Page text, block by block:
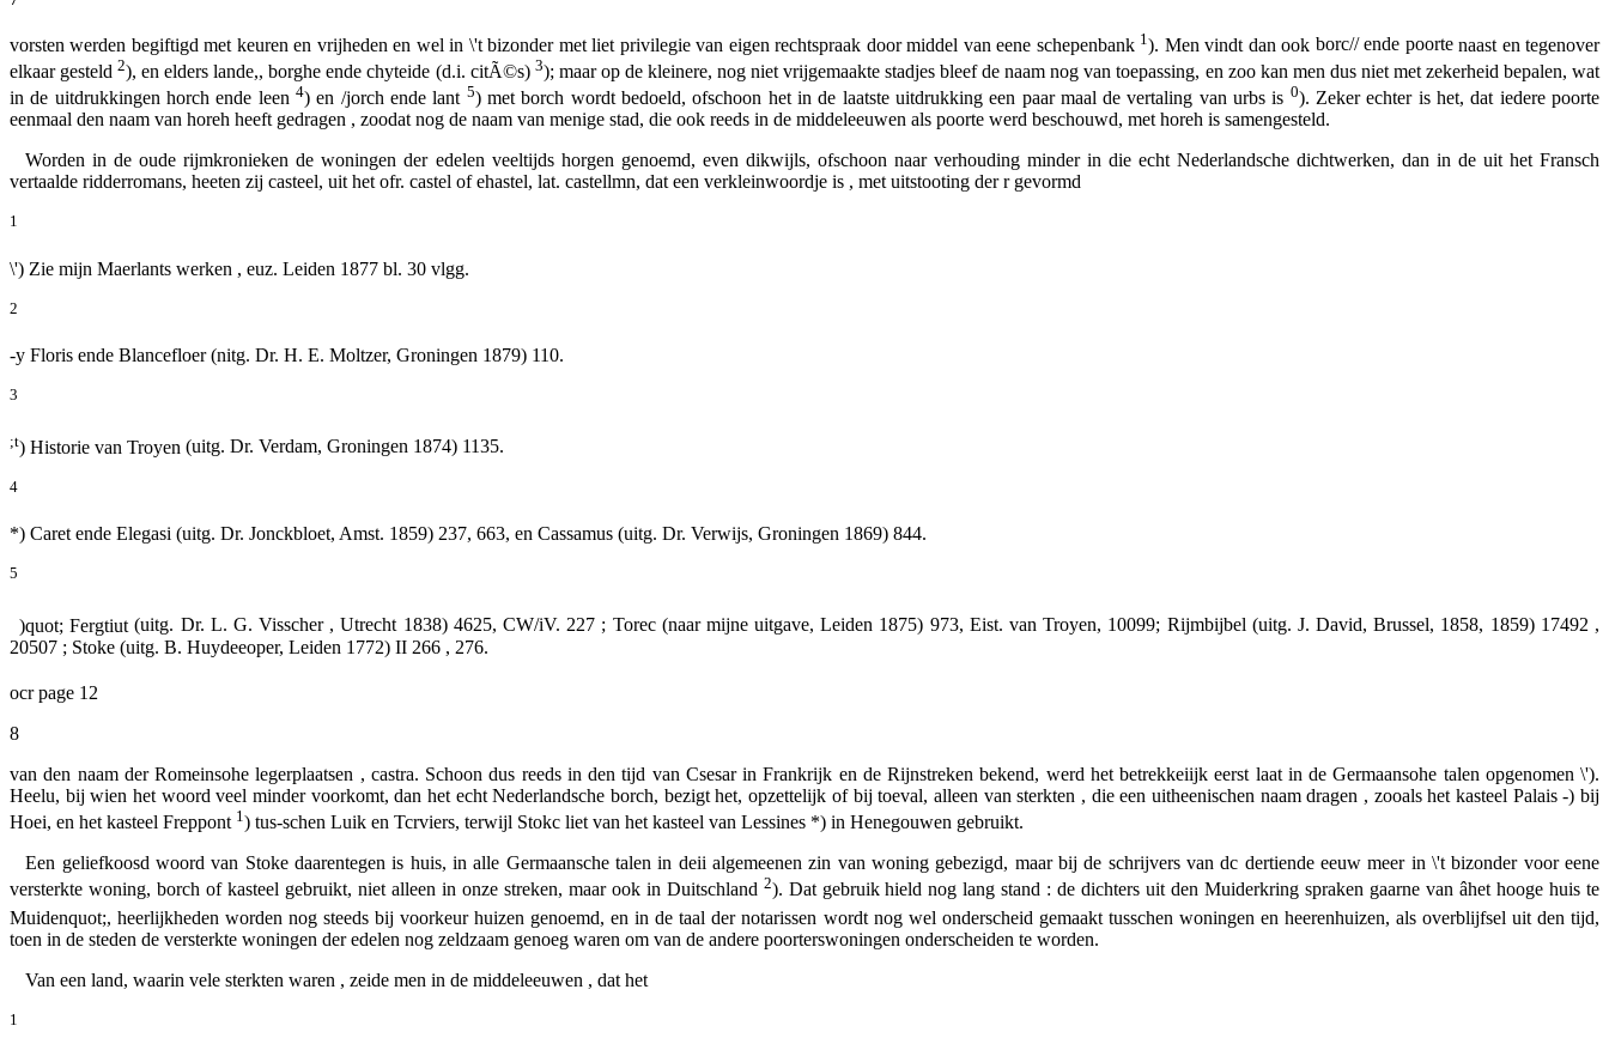
vorsten werden begiftigd met keuren en vrijheden en wel in \'t bizonder met liet privilegie van eigen rechtspraak door middel van eene schepenbank 1). Men vindt dan ook borc// ende poortenaast en tegenover
elkaar gesteld2), en elders lande,, borghe ende chyteide (d.i. citÃ©s) 3); maar op de kleinere, nog niet vrijgemaakte stadjes bleef de naam nog van toepassing, en zoo kan men dus niet met zekerheid bepalen, wat
in de uitdrukkingen horch ende leen 4)en /jorch ende lant 5) met borch wordt bedoeld, ofschoon het in de laatste uitdrukking een paar maal de vertaling van urbs is 0). Zeker echter is het, dat iederepoorte
eenmaal den naam van horeh heeft gedragen , zoodat nog de naam van menige stad, die ook reeds in de middeleeuwen als poorte werd beschouwd, met horeh is samengesteld.
Worden in de oude rijmkronieken de woningen der edelen veeltijdshorgen genoemd, even dikwijls, ofschoon naar verhouding minder in die echt Nederlandsche dichtwerken, dan in de uit het Fransch
vertaalde ridderromans, heeten zij casteel, uit het ofr. castel ofehastel, lat. castellmn, dat een verkleinwoordje is , met uitstooting derrgevormd
1
\') Zie mijn Maerlants werken , euz. Leiden 1877 bl. 30 vlgg.
2
-y Floris ende Blancefloer(nitg. Dr. H. E. Moltzer, Groningen 1879) 110.
3
;t) Historie van Troyen (uitg. Dr. Verdam, Groningen 1874) 1135.
4
*) Caret ende Elegasi (uitg. Dr. Jonckbloet, Amst. 1859) 237, 663, en Cassamus (uitg. Dr. Verwijs, Groningen 1869) 844.
5
)quot; Fergtiut (uitg. Dr. L. G. Visscher , Utrecht 1838) 4625, CW/iV. 227 ; Torec(naar mijne uitgave, Leiden 1875) 973, Eist. van Troyen, 10099; Rijmbijbel(uitg. J. David, Brussel, 1858, 1859) 17492 ,
20507 ; Stoke (uitg. B. Huydeeoper, Leiden 1772) II 266 , 276.
ocr page 12
8
van den naam der Romeinsohe legerplaatsen , castra. Schoon dus reeds in den tijd van Csesar in Frankrijk en de Rijnstreken bekend, werd het betrekkeiijk eerst laat in de Germaansohe talen opgenomen \').
Heelu, bij wien het woord veel minder voorkomt, dan het echt Nederlandscheborch, bezigt het, opzettelijk of bij toeval, alleen van sterkten , die een uitheenischen naam dragen , zooals het kasteel Palais -) bij
Hoei, en het kasteel Freppont 1 ) tus-schen Luik en Tcrviers, terwijl Stokc liet van het kasteel van Lessines *) in Henegouwen gebruikt.
Een geliefkoosd woord van Stoke daarentegen is huis,in alle Germaansche talen in deii algemeenen zin van woning gebezigd, maar bij de schrijvers van dc dertiende eeuw meer in \'t bizonder voor eene
versterkte woning, borch of kasteel gebruikt, niet alleen in onze streken, maar ook in Duitschland 2). Dat gebruik hield nog lang stand : de dichters uit den Muiderkring spraken gaarne van âhet hooge huis te
Muidenquot;, heerlijkheden worden nog steeds bij voorkeur huizen genoemd, en in de taal der notarissen wordt nog wel onderscheid gemaakt tusschen woningen en heerenhuizen, als overblijfsel uit den tijd,
toen in de steden de versterkte woningen der edelen nog zeldzaam genoeg waren om van de andere poorterswoningen onderscheiden te worden.
Van een land, waarin vele sterkten waren , zeide men in de middeleeuwen , dat het
1